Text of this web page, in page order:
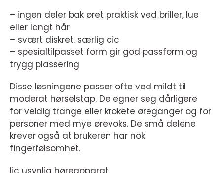
– ingen deler bak øret praktisk ved briller, lue
eller langt hår
– svært diskret, særlig cic
– spesialtilpasset form gir god passform og
trygg plassering
Disse løsningene passer ofte ved mildt til
moderat hørselstap. De egner seg dårligere
for veldig trange eller krokete øreganger og for
personer med mye ørevoks. De små delene
krever også at brukeren har nok
fingerfølsomhet.